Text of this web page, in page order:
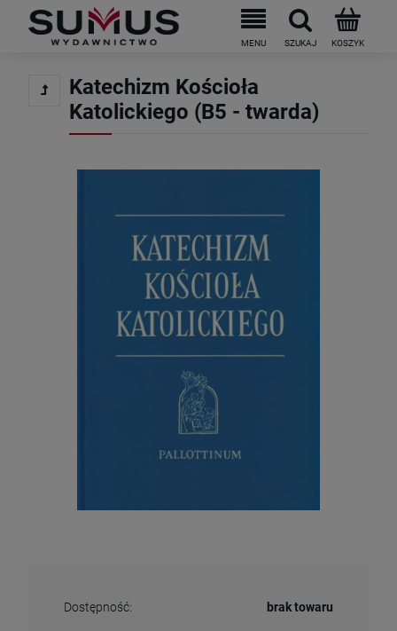
Do darmowej dostawy brakuje 199PLN
Katechizm Kościoła
Katolickiego (B5 - twarda)
Dostępność: brak towaru